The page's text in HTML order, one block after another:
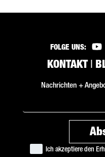
FOLGE UNS:
KONTAKT|
Nachrichten +
Ich akzeptiere den